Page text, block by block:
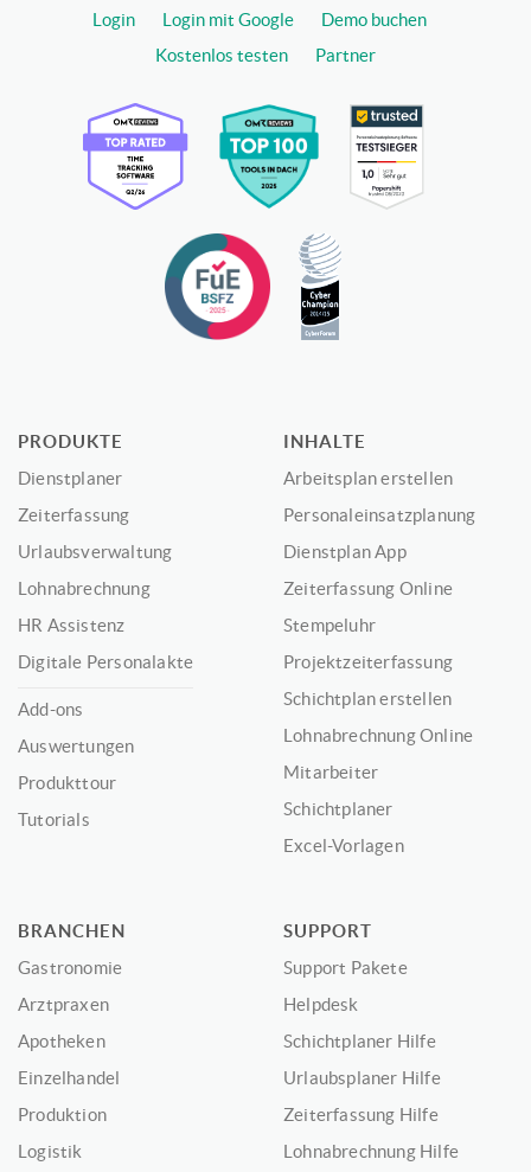
Login Login mit Google
Demo buchen
Kostenlos testen
Partner
PRODUKTE
Dienstplaner
Zeiterfassung
Urlaubsverwaltung
Lohnabrechnung
HR Assistenz
Digitale Personalakte
Add-ons
Auswertungen
Produkttour
Tutorials
INHALTE
Arbeitsplan erstellen
Personaleinsatzplanung
Dienstplan App
Zeiterfassung Online
Stempeluhr
Projektzeiterfassung
Schichtplan erstellen
Lohnabrechnung Online
Mitarbeiter
Schichtplaner
Excel-Vorlagen
BRANCHEN
Gastronomie
Arztpraxen
Apotheken
Einzelhandel
Produktion
Logistik
SUPPORT
Support Pakete
Helpdesk
Schichtplaner Hilfe
Urlaubsplaner Hilfe
Zeiterfassung Hilfe
Lohnabrechnung Hilfe